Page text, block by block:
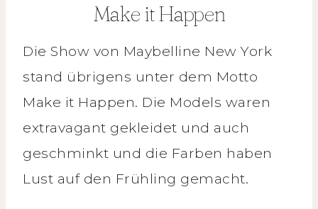
Make it Happen
Die Show von Maybelline New York
stand übrigens unter dem Motto
Make it Happen. Die Models waren
extravagant gekleidet und auch
geschminkt und die Farben haben
Lust auf den Frühling gemacht.